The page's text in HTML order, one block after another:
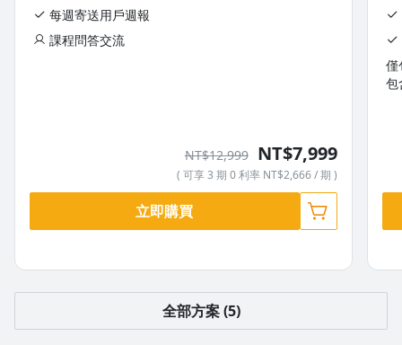
授課老師｜游舒帆 Gipi
商業思維學院院長暨創始人，2019年成立商業思維學院，致力
5-10 敏捷從 0 到 10，推動敏捷的關鍵 4 步驟(下)
每週寄送用戶週報
課程問答交流
NT$12,999 NT$7,999
( 可享 3 期 0 利率 NT$2,666 / 期 )
立即購買
僅
包
全部方案 (5)